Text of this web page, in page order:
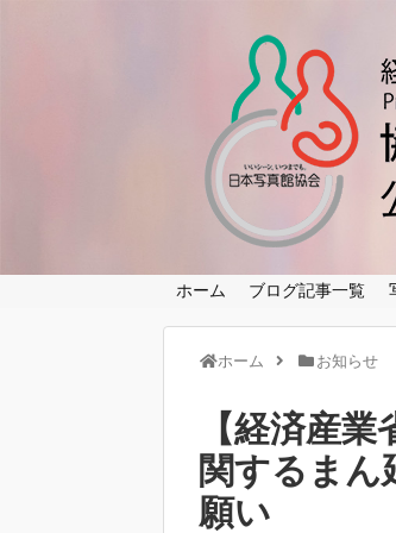
ホーム ブログ記事一覧
ホーム お知らせ
【経済産
関するまん
願い